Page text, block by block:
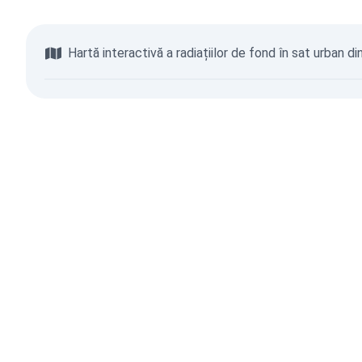
Hartă interactivă a radiațiilor de fond în sat urban